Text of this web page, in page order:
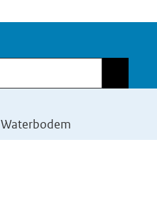
Waterbodem